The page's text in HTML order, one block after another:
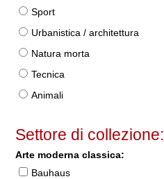
Sport
Urbanistica / architettura
Natura morta
Tecnica
Animali
Settore di collezione:
Arte moderna classica:
Bauhaus